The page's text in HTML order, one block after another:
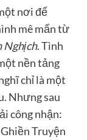
nơi để
mê mẩn từ
Nghịch. Tình
nền tảng
chỉ là một
Nhưng sau
công nhận:
Truyện